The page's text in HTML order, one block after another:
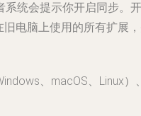
系统会提示你开启同步。开
电脑上使用的所有扩展
、macOS、Linux）